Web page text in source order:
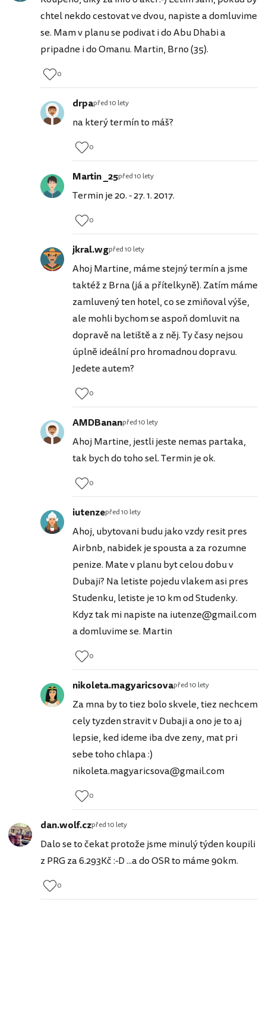
chtel nekdo cestovat ve dvou, napiste a domluvime
se. Mam v planu se podivat i do Abu Dhabi a
pripadne i do Omanu. Martin, Brno (35).
0
drpapřed 10 lety
na který termín to máš?
0
Martin _25před 10 lety
Termin je 20. - 27. 1. 2017.
0
jkral.wgpřed 10 lety
Ahoj Martine, máme stejný termín a jsme
taktéž z Brna (já a přítelkyně). Zatím máme
zamluvený ten hotel, co se zmiňoval výše,
ale mohli bychom se aspoň domluvit na
dopravě na letiště a z něj. Ty časy nejsou
úplně ideální pro hromadnou dopravu.
Jedete autem?
0
AMDBananpřed 10 lety
Ahoj Martine, jestli jeste nemas partaka,
tak bych do toho sel. Termin je ok.
0
iutenzepřed 10 lety
Ahoj, ubytovani budu jako vzdy resit pres
Airbnb, nabidek je spousta a za rozumne
penize. Mate v planu byt celou dobu v
Dubaji? Na letiste pojedu vlakem asi pres
Studenku, letiste je 10 km od Studenky.
Kdyz tak mi napiste na iutenze@gmail.com
a domluvime se. Martin
0
nikoleta.magyaricsovapřed 10 lety
Za mna by to tiez bolo skvele, tiez nechcem
cely tyzden stravit v Dubaji a ono je to aj
lepsie, ked ideme iba dve zeny, mat pri
sebe toho chlapa :)
nikoleta.magyaricsova@gmail.com
0
dan.wolf.czpřed 10 lety
Dalo se to čekat protože jsme minulý týden koupili
z PRG za 6.293Kč :-D ...a do OSR to máme 90km.
0